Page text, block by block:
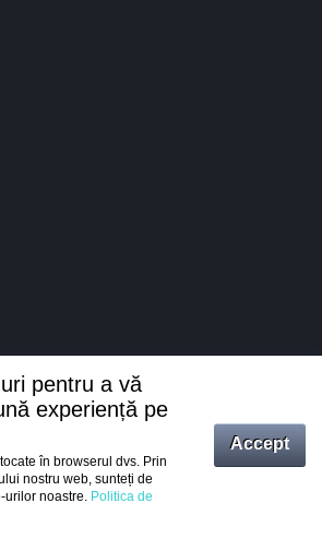
Intrați
pentru a vă
experiență pe
în browserul dvs. Prin
nostru web, sunteți de
urilor noastre. Politica de
Accept